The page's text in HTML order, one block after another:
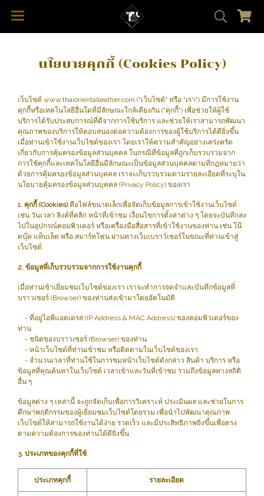
นโยบายคุกกี้ (Cookies Policy)
เว็บไซต์ www.thaiorientalleather.com ("เว็บไซต์" หรือ "เรา") มีการใช้งาน
คุกกี้หรือเทคโนโลยีอื่นใดที่มีลักษณะใกล้เคียงกัน ("คุกกี้") เพื่อช่วยให้ผู้ใช้
บริการได้รับประสบการณ์ที่ดีจากการใช้บริการ และช่วยให้เราสามารถพัฒนา
คุณภาพของบริการให้ตอบสนองต่อความต้องการของผู้ใช้บริการได้ดียิ่งขึ้น
เมื่อท่านเข้าใช้งานเว็บไซต์ของเรา โดยเราให้ความสำคัญอย่างเคร่งครัด
เกี่ยวกับการคุ้มครองข้อมูลส่วนบุคคล ในกรณีที่ข้อมูลที่ถูกเก็บรวบรวมจาก
การใช้คุกกี้และเทคโนโลยีอื่นมีลักษณะเป็นข้อมูลส่วนบุคคลตามที่กฎหมายว่า
ด้วยการคุ้มครองข้อมูลส่วนบุคคล เราจะเก็บรวบรวมตามรายละเอียดที่ระบุใน
นโยบายคุ้มครองข้อมูลส่วนบุคคล (Privacy Policy) ของเรา
1. คุกกี้ (Cookies)คือไฟล์ขนาดเล็กเพื่อจัดเก็บข้อมูลการเข้าใช้งานเว็บไซต์
เช่น วันเวลา ลิงค์ที่คลิก หน้าที่เข้าชม เงื่อนไขการตั้งค่าต่าง ๆ โดยจะบันทึกลง
ไปในอุปกรณ์คอมพิวเตอร์ หรือเครื่องมือสื่อสารที่เข้าใช้งานของท่าน เช่น โน๊
ตบุ๊ค แท็บเล็ต หรือ สมาร์ทโฟน ผ่านทางเว็บเบราว์เซอร์ในขณะที่ท่านเข้าสู่
เว็บไซต์
2. ข้อมูลที่เก็บรวบรวมจากการใช้งานคุกกี้
เมื่อท่านเข้าเยี่ยมชมเว็บไซต์ของเรา เราจะทำการจดจำและบันทึกข้อมูลที่
บราวเซอร์ (Browser) ของท่านส่งเข้ามาโดยอัตโนมัติ
- ที่อยู่ไอพีแอดเดรส (IP Address & MAC Address) ของคอมพิวเตอร์ของ
ท่าน
- ชนิดของบราวเซอร์ (Browser) ของท่าน
- หน้าเว็บไซต์ที่ท่านเข้าชม หรือติดตามในเว็บไซต์ของเรา
- จำนวนเวลาที่ท่านใช้ในการชมหน้าเว็บไซต์ดังกล่าว สินค้า บริการ หรือ
ข้อมูลที่คุณค้นหาในเว็บไซต์ เวลาเข้าและวันที่เข้าชม รวมถึงข้อมูลทางสถิติ
อื่น ๆ
ข้อมูลต่าง ๆ เหล่านี้ จะถูกจัดเก็บเพื่อการวิเคราะห์ ประเมินผล และช่วยในการ
ศึกษาพฤติกรรมของผู้เยี่ยมชมเว็บไซต์โดยรวม เพื่อนำไปพัฒนาคุณภาพ
เว็บไซต์ให้สามารถใช้งานได้ง่าย รวดเร็ว และมีประสิทธิภาพยิ่งขึ้นเพื่อตรง
ตามความต้องการของท่านได้ดียิ่งขึ้น
3. ประเภทของคุกกี้ที่ใช้
ประเภทคุกกี้ รายละเอียด